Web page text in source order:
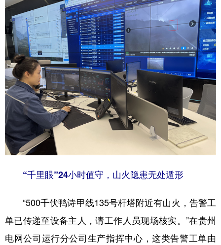
四川 贵州 云南 西藏
陕西 甘肃 青海 宁夏
新疆 内蒙古 黑龙江
多语种频道
English Español Français عربى
Русский язык 日本語 한국어
Deutsch Português
“千里眼”24小时值守，山火隐患无处遁形
“500千伏鸭诗甲线135号杆塔附近有山火，告警工
单已传递至设备主人，请工作人员现场核实。”在贵州
电网公司运行分公司生产指挥中心，这类告警工单由